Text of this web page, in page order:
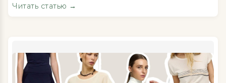
даже их комбинации. Авторы подобных
визуальная белизна может оказаться
следствием повреждения поверхности зубов.
Читать статью →